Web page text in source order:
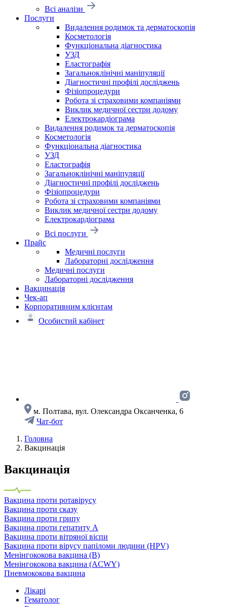
Всі аналізи
Послуги
Видалення родимок та дерматоскопія
Косметологія
Функціональна діагностика
УЗД
Еластографія
Загальноклінічні маніпуляції
Діагностичні профілі досліджень
Фізіопроцедури
Робота зі страховими компаніями
Виклик медичної сестри додому
Електрокардіограма
Видалення родимок та дерматоскопія
Косметологія
Функціональна діагностика
УЗД
Еластографія
Загальноклінічні маніпуляції
Діагностичні профілі досліджень
Фізіопроцедури
Робота зі страховими компаніями
Виклик медичної сестри додому
Електрокардіограма
Всі послуги
Прайс
Медичні послуги
Лабораторні дослідження
Медичні послуги
Лабораторні дослідження
Вакцинація
Чек-ап
Корпоративним клієнтам
Особистий кабінет
м. Полтава, вул. Олександра Оксанченка, 6
Чат-бот
Головна
Вакцинація
Вакцинація
Вакцина проти ротавірусу
Вакцина проти сказу
Вакцина проти грипу
Вакцина проти гепатиту А
Вакцина проти вітряної віспи
Вакцина проти вірусу папіломи людини (HPV)
Менінгококова вакцина (B)
Менінгококова вакцина (ACWY)
Пневмококова вакцина
Лікарі
Гематолог